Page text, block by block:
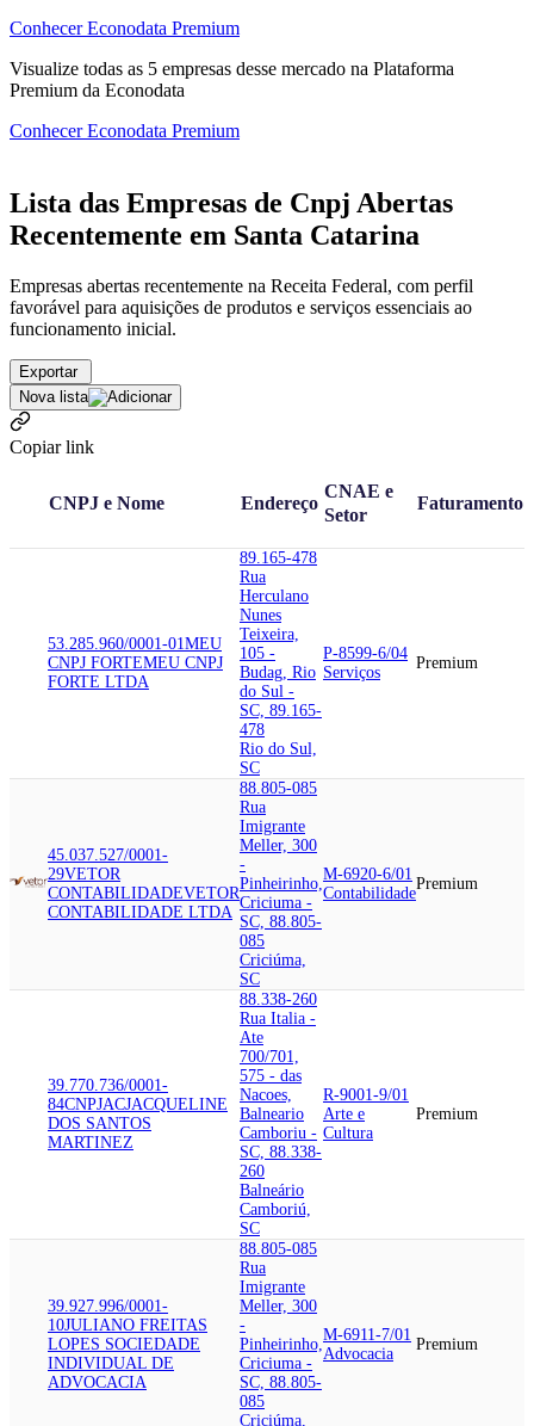
Conhecer Econodata Premium
Visualize todas as 5 empresas desse mercado na Plataforma
Premium da Econodata
Conhecer Econodata Premium
Lista das Empresas de Cnpj Abertas
Recentemente em Santa Catarina
Empresas abertas recentemente na Receita Federal, com perfil
favorável para aquisições de produtos e serviços essenciais ao
funcionamento inicial.
Exportar
Nova lista
Copiar link
CNPJ e Nome Endereço
CNAE e
Setor
Faturamento
53.285.960/0001-01MEU
CNPJ FORTEMEU CNPJ
FORTE LTDA
89.165-478
Rua
Herculano
Nunes
Teixeira,
105 -
Budag, Rio
do Sul -
SC, 89.165-
478
Rio do Sul,
SC
P-8599-6/04
Serviços
Premium
45.037.527/0001-
29VETOR
CONTABILIDADEVETOR
CONTABILIDADE LTDA
88.805-085
Rua
Imigrante
Meller, 300
-
Pinheirinho,
Criciuma -
SC, 88.805-
085
Criciúma,
SC
M-6920-6/01
Contabilidade
Premium
39.770.736/0001-
84CNPJACJACQUELINE
DOS SANTOS
MARTINEZ
88.338-260
Rua Italia -
Ate
700/701,
575 - das
Nacoes,
Balneario
Camboriu -
SC, 88.338-
260
Balneário
Camboriú,
SC
R-9001-9/01
Arte e
Cultura
Premium
39.927.996/0001-
10JULIANO FREITAS
LOPES SOCIEDADE
INDIVIDUAL DE
ADVOCACIA
88.805-085
Rua
Imigrante
Meller, 300
-
Pinheirinho,
Criciuma -
SC, 88.805-
085
Criciúma,
M-6911-7/01
Advocacia
Premium